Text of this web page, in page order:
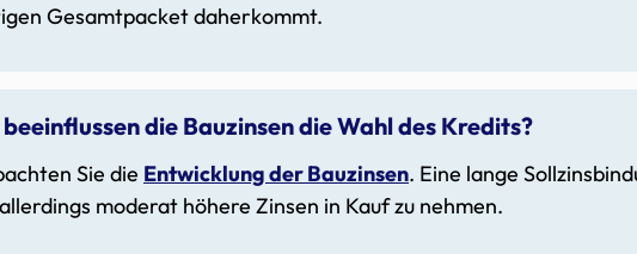
Gesamtpacket daherkommt.
die Bauzinsen die Wahl des Kredits?
Sie die Entwicklung der Bauzinsen. Eine lange
moderat höhere Zinsen in Kauf zu nehmen.